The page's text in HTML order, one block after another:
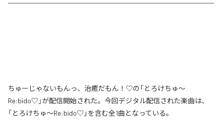
ちゅーじゃないもんっ、治癒だもん！♡の「とろけちゅ〜
Re:bido♡」が配信開始された。今回デジタル配信された楽曲は、
「とろけちゅ〜Re:bido♡」を含む全1曲となっている。